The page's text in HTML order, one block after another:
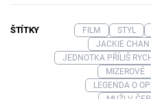
ŠTÍTKY FILM STYL
JACKIE CHAN
JEDNOTKA PŘÍLIŠ
MIZEROVÉ
LEGENDA O